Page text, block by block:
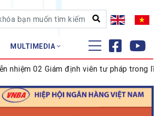
MULTIMEDIA
Tập huấn
Giám định viên tư pháp trong lĩnh vực tiền